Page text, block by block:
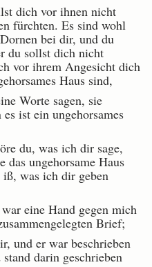
dich vor ihnen nicht
fürchten. Es sind wohl
bei dir, und du
du sollst dich nicht
vor ihrem Angesicht dich
Haus sind,
Worte sagen, sie
ist ein ungehorsames
du, was ich dir sage,
das ungehorsame Haus
was ich dir geben
eine Hand gegen mich
Brief;
und er war beschrieben
darin geschrieben